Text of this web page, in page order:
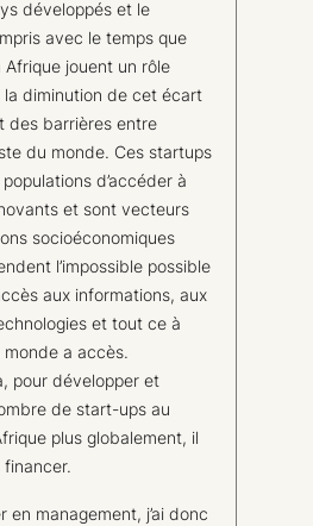
développés et le
avec le temps que
jouent un rôle
la diminution de cet écart
des barrières entre
du monde. Ces startups
d’accéder à
et sont vecteurs
socioéconomiques
l’impossible possible
aux informations, aux
et tout ce à
a accès.
pour développer et
de start-ups au
plus globalement, il
en management, j’ai donc